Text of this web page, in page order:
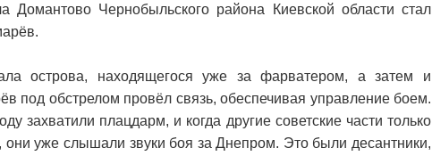
Домантово Чернобыльского района Киевской области стал
острова, находящегося уже за фарватером, а затем и
под обстрелом провёл связь, обеспечивая управление боем.
захватили плацдарм, и когда другие советские части только
они уже слышали звуки боя за Днепром. Это были десантники,